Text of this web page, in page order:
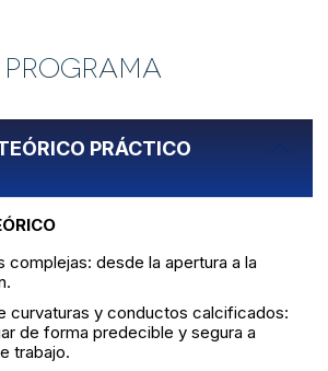
PROGRAMA
PRÁCTICO
complejas: desde la apertura a la
curvaturas y conductos calcificados:
de forma predecible y segura a
trabajo.